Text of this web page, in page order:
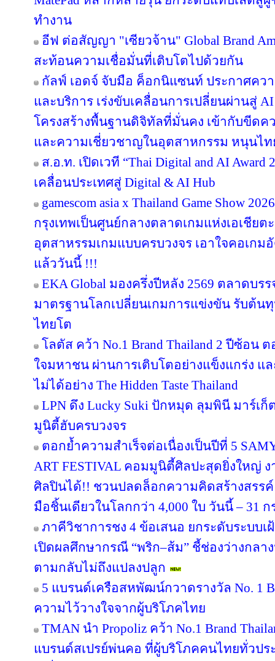
ทำงาน
อีฟ ต่อสัญญา "เซียวจ้าน" Global Brand
สะท้อนความเชื่อมั่นที่เติบโตไปด้วยกัน
กัลฟ์ เอดจ์ จับมือ ค็อกนิแซนท์ ประกาศคว
และบริการ เร่งขับเคลื่อนการเปลี่ยนผ่านสู่
โครงสร้างพื้นฐานดิจิทัลที่มั่นคง เข้ากับขีดค
และความเชี่ยวชาญในอุตสาหกรรม หนุนไท
ส.อ.ท. เปิดเวที “Thai Digital and AI
เคลื่อนประเทศสู่ Digital & AI Hub
gamescom asia x Thailand Game Show
กรุงเทพเป็นศูนย์กลางตลาดเกมแห่งเอเชีย
อุตสาหรรมเกมแบบครบวงจร เอาใจคอเก
แล้ววันนี้ !!!
EKA Global มองครึ่งปีหลัง 2569 ตลาดบ
มาตรฐานโลกเปลี่ยนเกมการแข่งขัน รับต้น
ไทยโต
โลตัส คว้า No.1 Brand Thailand 2 ปีซ้อน
ใจมหาชน ผ่านการเติบโตอย่างแข็งแกร่ง
ไม่ได้อย่าง The Hidden Taste Thailand
LPN ดึง Lucky Suki ปักหมุด ลุมพินี มาร์เก็
มูนิตี้ฮับครบวงจร
ตอกย้ำความสำเร็จต่อเนื่องเป็นปีที่ 5
ART FESTIVAL คอมมูนิตี้ศิลปะสุดยิ่งใหญ่
ศิลปินได้!! ชวนปลดล็อกความคิดสร้างสรร
มือชิ้นเดียวในโลกกว่า 4,000 ใบ วันนี้ – 31
ภาคีวิชาการชง 4 ข้อเสนอ ยกระดับระบบ
เปิดผลศึกษากรณี “พริก–ส้ม” ชี้ช่องว่างกลา
ตามกลับไม่ถึงแปลงปลูก
5 แบรนด์เครือสหพัฒน์กวาดรางวัล No. 1
ความไว้วางใจจากผู้บริโภคไทย
TMAN นำ Propoliz คว้า No.1 Brand
แบรนด์สเปรย์พ่นคอ ที่ผู้บริโภคคนไทยทั่วปร